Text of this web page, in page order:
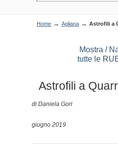
Home → Agliana → Astrofili a
Mostra /
tutte le
Astrofili a
di Daniela Gori
giugno 2019